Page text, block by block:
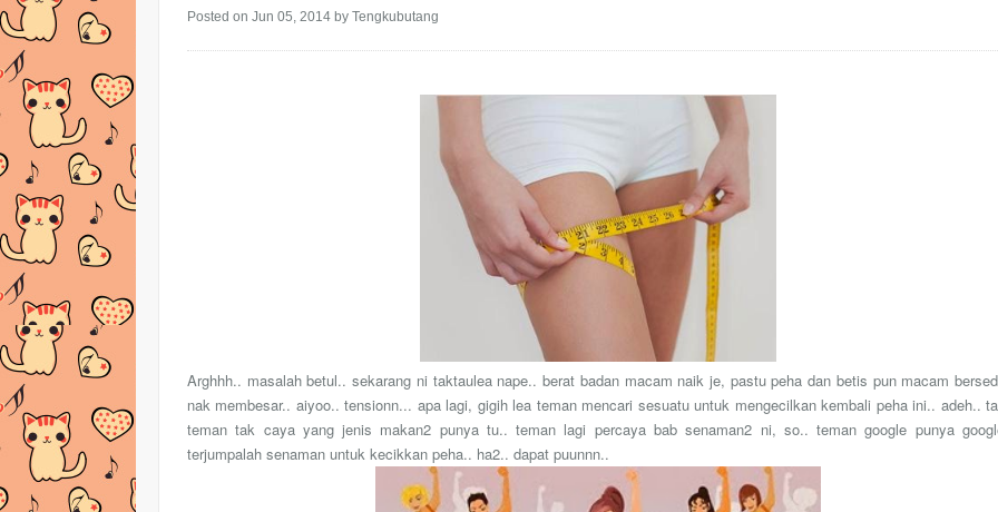
Posted on Jun 05, 2014 by Tengkubutang
Arghhh.. masalah betul.. sekarang ni taktaulea nape.. berat badan macam naik je, pastu peha dan betis pun macam
nak membesar.. aiyoo.. tensionn... apa lagi, gigih lea teman mencari sesuatu untuk mengecilkan kembali peha ini.. adeh..
teman tak caya yang jenis makan2 punya tu.. teman lagi percaya bab senaman2 ni, so.. teman google punya
terjumpalah senaman untuk kecikkan peha.. ha2.. dapat puunnn..